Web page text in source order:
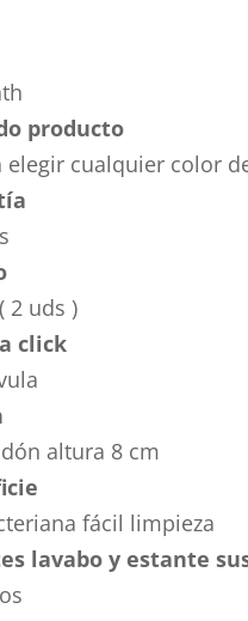
producto
elegir cualquier color
2 uds )
click
altura 8 cm
fácil limpieza
lavabo y estante